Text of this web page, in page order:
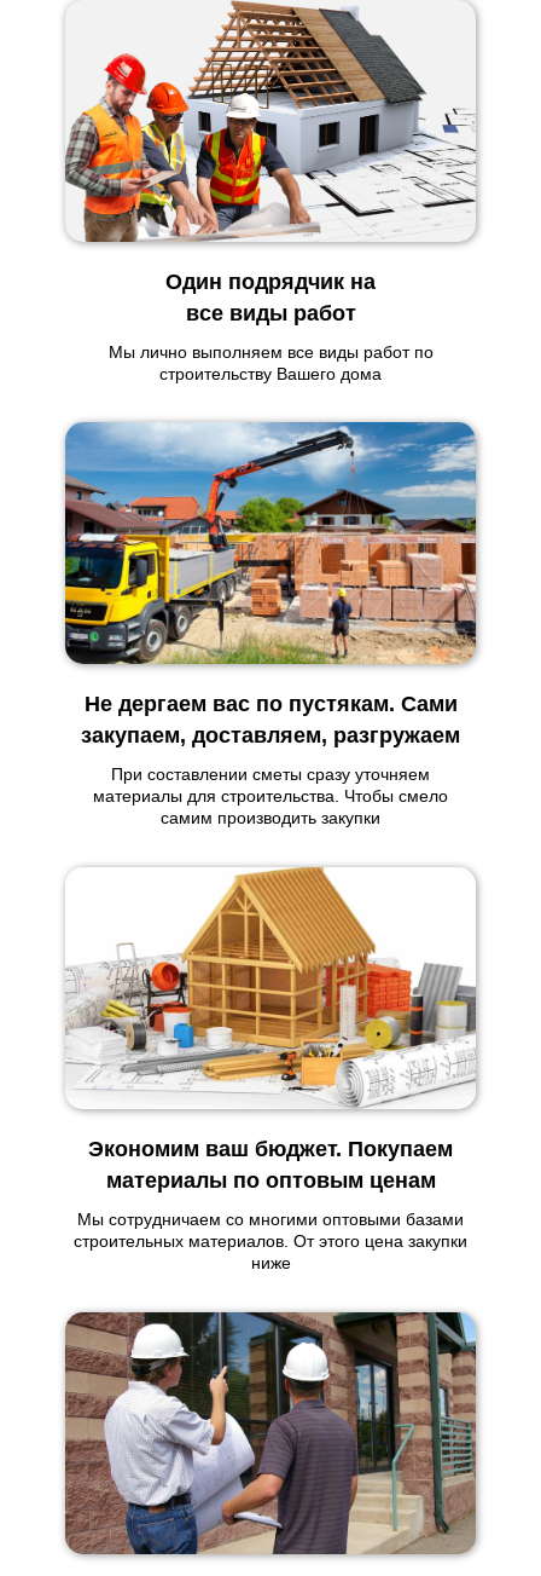
Один подрядчик на
все виды работ
Мы лично выполняем все виды работ по
строительству Вашего дома
Не дергаем вас по пустякам. Сами
закупаем, доставляем, разгружаем
При составлении сметы сразу уточняем
материалы для строительства. Чтобы смело
самим производить закупки
Экономим ваш бюджет. Покупаем
материалы по оптовым ценам
Мы сотрудничаем со многими оптовыми базами
строительных материалов. От этого цена закупки
ниже